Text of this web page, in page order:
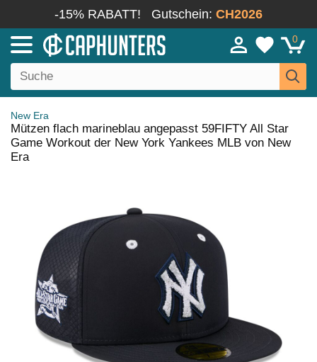
-15% RABATT! Gutschein: CH2026
0
New Era
Mützen flach marineblau angepasst 59FIFTY All Star
Game Workout der New York Yankees MLB von New
Era